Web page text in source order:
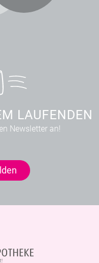
LAUFENDEN
Newsletter an!